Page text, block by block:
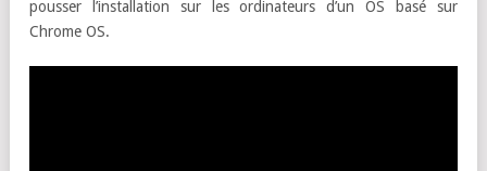
pousser l’installation sur les ordinateurs d’un OS basé sur
Chrome OS.